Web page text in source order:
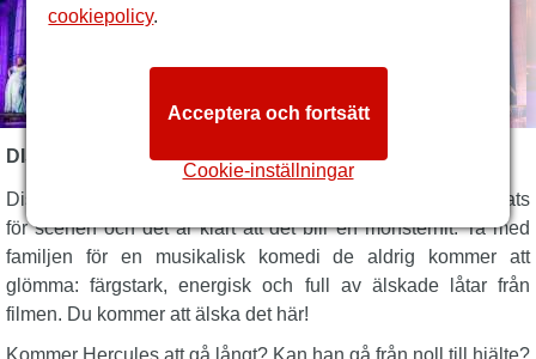
DISNEY'S HERCULES MUSICAL BESKRIVNING
Disneys legendariska film
från 1997 har anpassats
för scenen och det är klart att det blir en monsterhit. Ta med
familjen för en musikalisk komedi de aldrig kommer att
glömma: färgstark, energisk och full av älskade låtar från
filmen. Du kommer att älska det här!
Kommer Hercules att gå långt? Kan han gå från noll till hjälte?
cookiepolicy.
Cookie-inställningar
Acceptera och fortsätt